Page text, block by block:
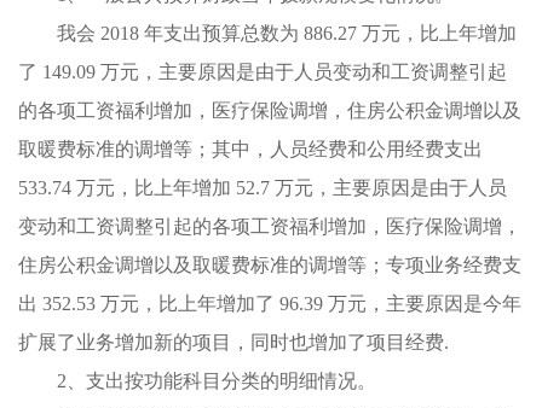
我会 2018 年支出预算总数为 886.27 万元，比上年增加
了 149.09 万元，主要原因是由于人员变动和工资调整引起
的各项工资福利增加，医疗保险调增，住房公积金调增以及
取暖费标准的调增等；其中，人员经费和公用经费支出
533.74 万元，比上年增加 52.7 万元，主要原因是由于人员
变动和工资调整引起的各项工资福利增加，医疗保险调增，
住房公积金调增以及取暖费标准的调增等；专项业务经费支
出 352.53 万元，比上年增加了 96.39 万元，主要原因是今年
扩展了业务增加新的项目，同时也增加了项目经费.
2、支出按功能科目分类的明细情况。